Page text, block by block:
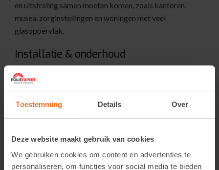
Toestemming Details Over
Deze website maakt gebruik van cookies
We gebruiken cookies om content en advertenties te
personaliseren, om functies voor social media te bieden
en uitstraling samen moeten komen, zoals kantoren,
musea, zorginstellingen en woningen met veel
glasoppervlak.
Installatie & onderhoud
Alleen voor binnenmontage
Reinig met milde glasreiniger en zachte doek